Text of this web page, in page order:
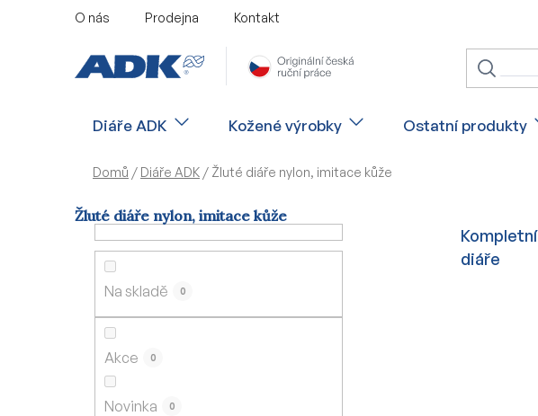
O nás Prodejna Kontakt
Diáře ADK Kožené výrobky Ostatní produkty
Domů / Diáře ADK / Žluté diáře nylon, imitace kůže
Žluté diáře nylon, imitace kůže
Na skladě 0
Akce 0
Novinka 0
Kompletní
diáře